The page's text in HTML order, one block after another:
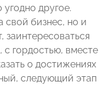
другое.
свой бизнес, но и
заинтересоваться
гордостью, вместе
о достижениях
следующий этап